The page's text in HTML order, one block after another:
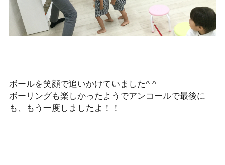
ボールを笑顔で追いかけていました^ ^
ボーリングも楽しかったようでアンコールで最後に
も、もう一度しましたよ！！